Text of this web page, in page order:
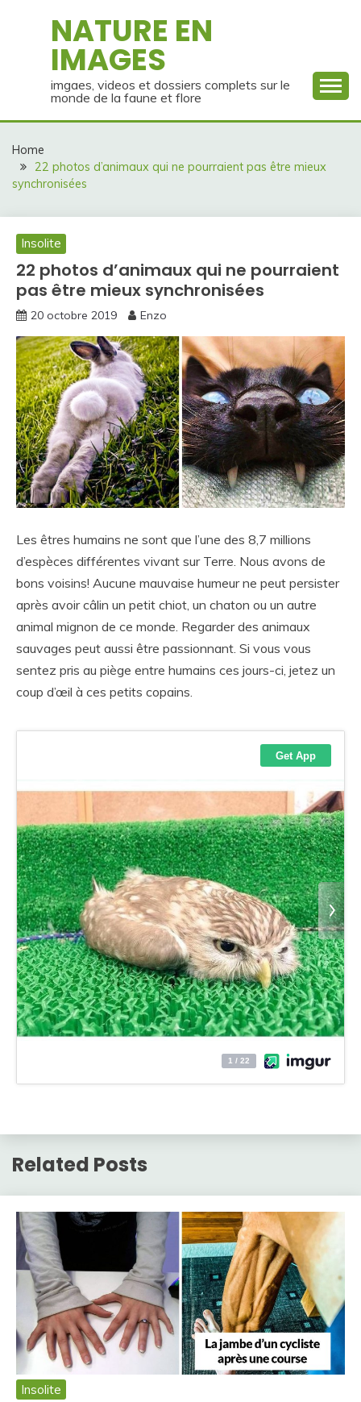
NATURE EN
IMAGES
imgaes, videos et dossiers complets sur le
monde de la faune et flore
Home
22 photos d’animaux qui ne pourraient pas être mieux
synchronisées
Insolite
22 photos d’animaux qui ne pourraient
pas être mieux synchronisées
20 octobre 2019 Enzo
Les êtres humains ne sont que l’une des 8,7 millions
d’espèces différentes vivant sur Terre. Nous avons de
bons voisins! Aucune mauvaise humeur ne peut persister
après avoir câlin un petit chiot, un chaton ou un autre
animal mignon de ce monde. Regarder des animaux
sauvages peut aussi être passionnant. Si vous vous
sentez pris au piège entre humains ces jours-ci, jetez un
coup d’œil à ces petits copains.
Related Posts
Insolite